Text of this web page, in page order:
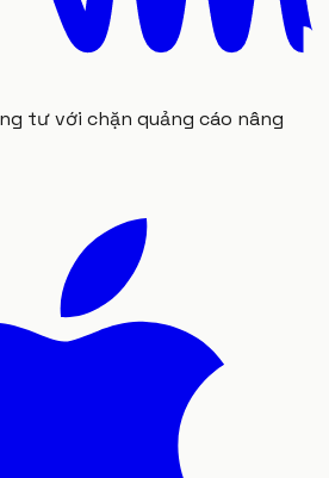
tư với chặn quảng cáo nâng